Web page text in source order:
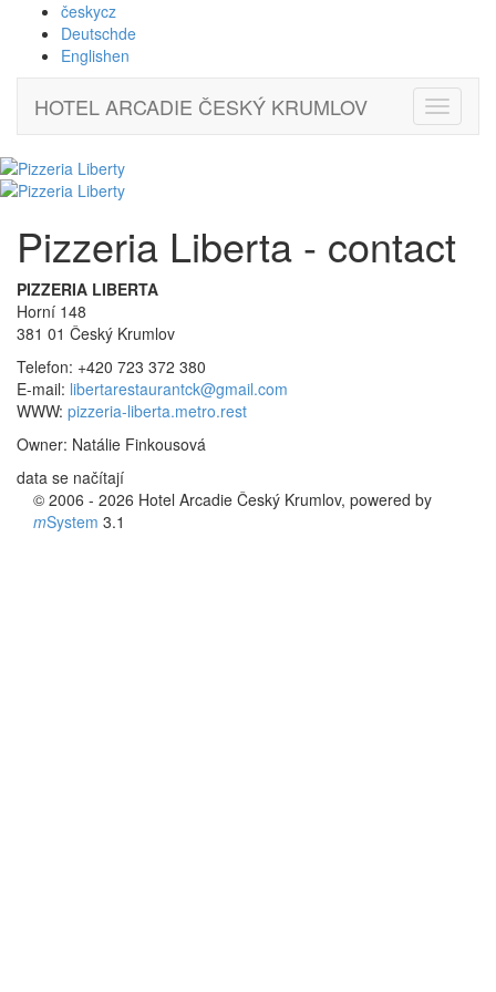
českycz
Deutschde
Englishen
HOTEL ARCADIE ČESKÝ KRUMLOV
navigaci
Pizzeria Liberta - contact
PIZZERIA LIBERTA
Horní 148
381 01 Český Krumlov
Telefon: +420 723 372 380
E-mail: libertarestaurantck@gmail.com
WWW: pizzeria-liberta.metro.rest
Owner: Natálie Finkousová
data se načítají
© 2006 - 2026 Hotel Arcadie Český Krumlov, powered by
mSystem 3.1